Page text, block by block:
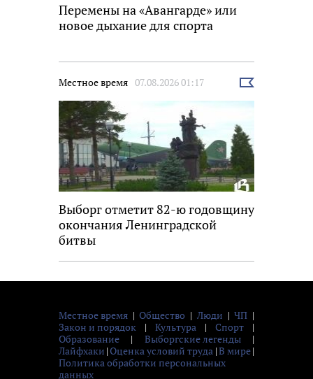
Перемены на «Авангарде» или
новое дыхание для спорта
Местное время 07.08.2026 01:17
Выбрать
Выборг отметит 82-ю годовщину
окончания Ленинградской
битвы
Местное время | Общество | Люди | ЧП |
Закон и порядок
| Культура | Спорт
|
Образование
| Выборгские легенды
|
Лайфхаки |Оценка условий труда |В мире|
Политика обработки персональных
данных